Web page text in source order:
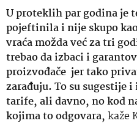
U proteklih par godina je
pojeftinila i nije skupo
vraća možda već za tri
trebao da izbaci i
proizvođače jer tako
zarađuju. To su sugestije
tarife, ali davno, no kod
kojima to odgovara,kaže